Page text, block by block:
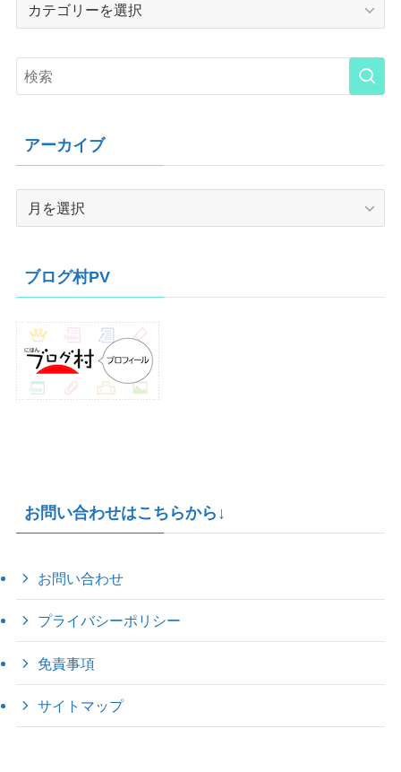
アーカイブ
ブ
ブログ村PV
お問い合わせはこちらから↓
お問い合わせ
プライバシーポリシー
免責事項
サイトマップ